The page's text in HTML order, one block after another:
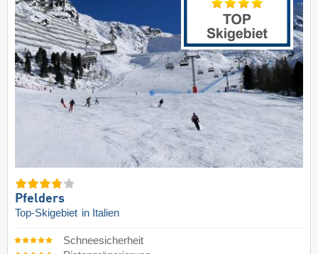
Pfelders
Top-Skigebiet in Italien
Schneesicherheit